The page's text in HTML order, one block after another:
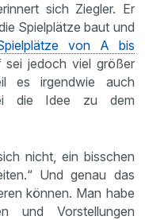
sich Ziegler. Er
Spielplätze baut und
von A bis
sei jedoch viel größer
es irgendwie auch
die Idee zu dem
nicht, ein bisschen
Und genau das
können. Man habe
und Vorstellungen